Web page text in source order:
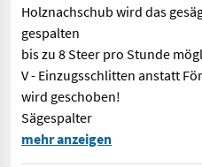
Holznachschub wird das
gespalten
bis zu 8 Steer pro Stunde
V - Einzugsschlitten anstatt
wird geschoben!
Sägespalter
Jetzt in die Zukunft
mehr anzeigen